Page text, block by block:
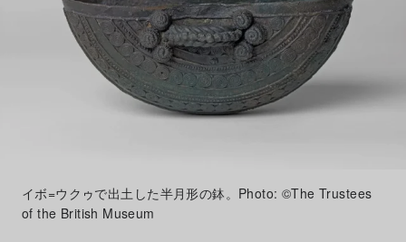
イボ=ウクゥで出土した半月形の鉢。Photo: ©The Trustees
of the British Museum